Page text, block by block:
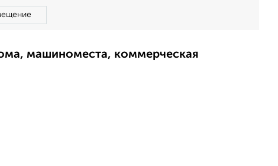
машиноместа, коммерческая